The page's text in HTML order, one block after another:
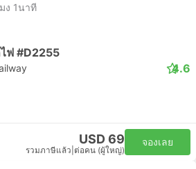
ง 1นาที
ฟ #D2255
4.6
USD 69
รวมภาษีแล้ว ต่อคน (ผู้ใหญ่)
จองเลย